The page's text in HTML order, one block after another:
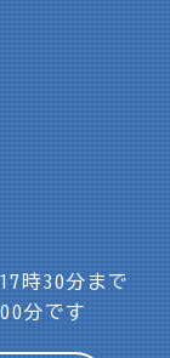
時30分まで
分です